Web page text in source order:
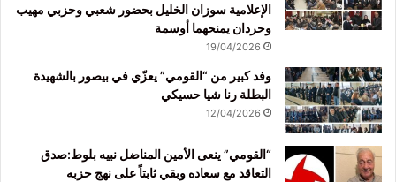
الإعلامية سوزان الخليل بحضور شعبي وحزبي مهيب
وحردان يمنحهما أوسمة
19/04/2026
وفد كبير من “القومي” يعزّي في بيصور بالشهيدة
البطلة رنا شيا حسيكي
12/04/2026
“القومي” ينعى الأمين المناضل نبيه بلوط:صدق
التعاقد مع سعاده وبقي ثابتاً على نهج حزبه